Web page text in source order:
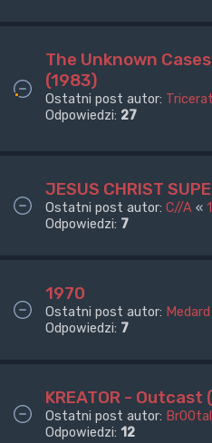
The Unknown
(1983)
Ostatni post autor:
Odpowiedzi: 27
JESUS CHRIST
Ostatni post autor: C//A «
Odpowiedzi: 7
1970
Ostatni post autor: Medard
Odpowiedzi: 7
KREATOR - Outcast
Ostatni post autor: Br00tal
Odpowiedzi: 12